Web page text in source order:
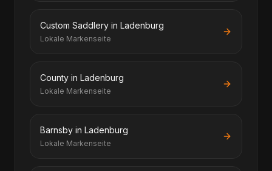
Custom Saddlery in Ladenburg
Lokale Markenseite
County in Ladenburg
Lokale Markenseite
Barnsby in Ladenburg
Lokale Markenseite